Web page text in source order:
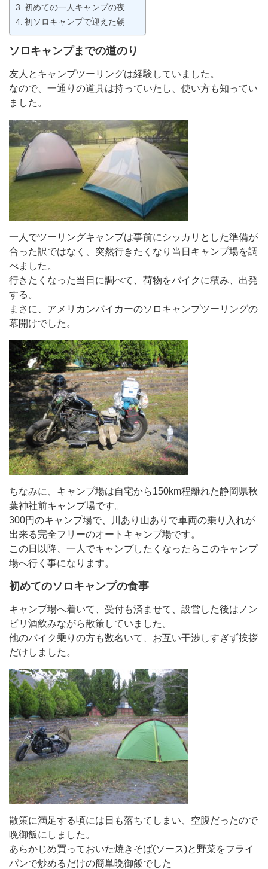
初めての一人キャンプの夜
初ソロキャンプで迎えた朝
ソロキャンプまでの道のり
友人とキャンプツーリングは経験していました。
なので、一通りの道具は持っていたし、使い方も知ってい
ました。
一人でツーリングキャンプは事前にシッカリとした準備が
合った訳ではなく、突然行きたくなり当日キャンプ場を調
べました。
行きたくなった当日に調べて、荷物をバイクに積み、出発
する。
まさに、アメリカンバイカーのソロキャンプツーリングの
幕開けでした。
ちなみに、キャンプ場は自宅から150km程離れた静岡県秋
葉神社前キャンプ場です。
300円のキャンプ場で、川あり山ありで車両の乗り入れが
出来る完全フリーのオートキャンプ場です。
この日以降、一人でキャンプしたくなったらこのキャンプ
場へ行く事になります。
初めてのソロキャンプの食事
キャンプ場へ着いて、受付も済ませて、設営した後はノン
ビリ酒飲みながら散策していました。
他のバイク乗りの方も数名いて、お互い干渉しすぎず挨拶
だけしました。
散策に満足する頃には日も落ちてしまい、空腹だったので
晩御飯にしました。
あらかじめ買っておいた焼きそば(ソース)と野菜をフライ
パンで炒めるだけの簡単晩御飯でした